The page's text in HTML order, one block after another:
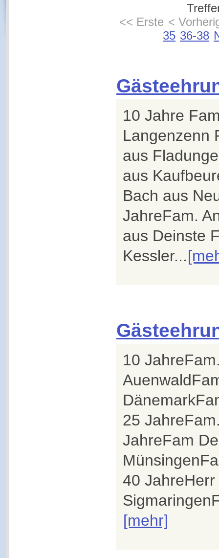
<< Erste <
35 36-38
10 Jahre
Langenzenn
aus
aus
Bach aus
JahreFam.
aus Deinste
Kessler...
10
25
JahreFam
40
[mehr]